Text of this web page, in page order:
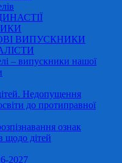
ВИПУСКНИКИ
– випускники нашої
Недопущення
до протиправної
ознак
щодо дітей
2027